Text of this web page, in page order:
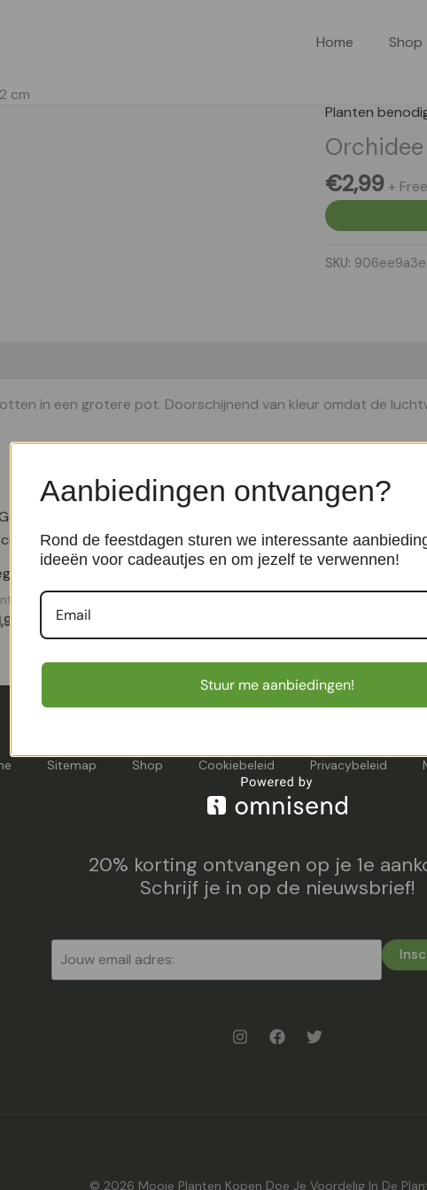
Home Shop
cm
Planten
€2,99 +
SKU:
in een grotere pot. Doorschijnend van kleur omdat de
pot 'army' – P 15 cm
benodigdheden
Terracotta pot met
Sitemap Shop Cookiebeleid Privacybeleid
20% korting ontvangen op je 1e
Schrijf je in op de nieuwsbrief!
© 2026 Mooie Planten Kopen Doe Je Voordelig In De
Aanbiedingen ontvangen?
Rond de feestdagen sturen we interessante
ideeën voor cadeautjes en om jezelf te verwennen!
Stuur me aanbiedingen!